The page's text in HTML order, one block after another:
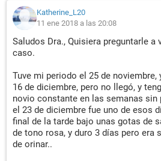
Katherine_L20
11 ene 2018 a las 20:08
Saludos Dra., Quisiera preguntarle a
caso.
Tuve mi periodo el 25 de noviembre,
16 de diciembre, pero no llegó, y
novio constante en las semanas
el 23 de diciembre fue uno de esos
final de la tarde bajo unas gotas de
de tono rosa, y duro 3 días pero era
de orinar..